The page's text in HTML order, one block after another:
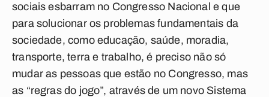
sociais esbarram no Congresso Nacional e que
para solucionar os problemas fundamentais da
sociedade, como educação, saúde, moradia,
transporte, terra e trabalho, é preciso não só
mudar as pessoas que estão no Congresso, mas
as “regras do jogo”, através de um novo Sistema